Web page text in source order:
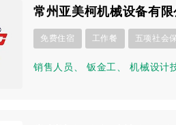
常州亚美柯机械设备有限
免费住宿 工作餐 五项社会
销售人员 、钣金工 、机械设计